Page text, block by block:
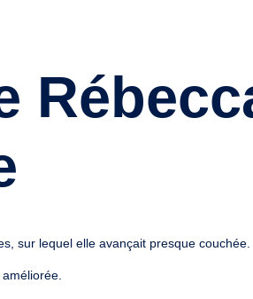
sur lequel elle avançait presque couchée.